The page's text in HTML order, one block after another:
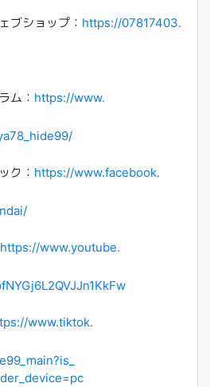
ブショップ： https://07817403.
ム： https://www.
ク： https://www.facebook.
https://www.youtube.
www.tiktok.